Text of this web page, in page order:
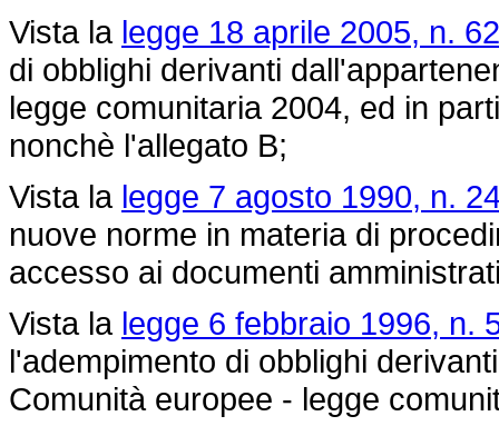
Vista la legge 18 aprile 2005, n.
di obblighi derivanti
legge comunitaria 2004, ed in
nonchè l'allegato B;
Vista la legge 7 agosto 1990, n.
nuove norme in materia di
accesso ai documenti
Vista la legge 6 febbraio 1996, n.
l'adempimento di obblighi
Comunità europee - legge